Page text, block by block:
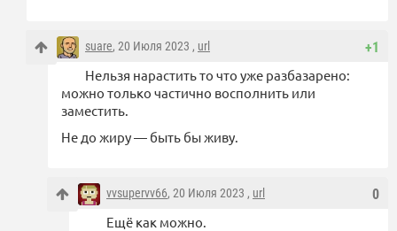
+1
suare, 20 Июля 2023 , url
Нельзя нарастить то что уже разбазарено:
можно только частично восполнить или
заместить.
Не до жиру — быть бы живу.
0
vvsupervv66, 20 Июля 2023 , url
Ещё как можно.